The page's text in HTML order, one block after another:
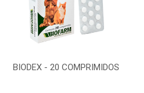
BIODEX - 20 COMPRIMIDOS